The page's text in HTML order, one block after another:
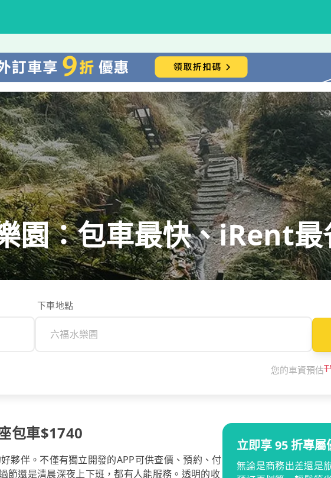
園：包車最快、iRent最
下車地點
您的車資預估
包車$1740
夥伴。不僅有獨立開發的APP可供查價、預約、付
節還是清晨深夜上下班，都有人能服務。透明的收
立即享 95 折專屬
無論是商務出差還是